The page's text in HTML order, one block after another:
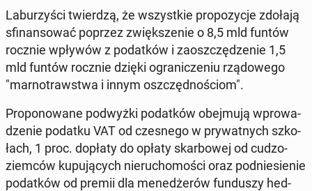
La­bu­rzy­ści twier­dzą, że wszyst­kie pro­po­zy­cje zdołają
sfi­nan­so­wać poprzez zwięk­sze­nie o 8,5 mld funtów
rocznie wpływów z po­dat­ków i za­osz­czę­dze­nie 1,5
mld funtów rocznie dzięki ogra­ni­cze­niu rzą­do­we­go
"mar­no­traw­stwa i innym oszczęd­no­ściom".
Pro­po­no­wa­ne pod­wyż­ki po­dat­ków obej­mu­ją wpro­wa­
dze­nie podatku VAT od cze­sne­go w pry­wat­nych szko­
łach, 1 proc. dopłaty do opłaty skar­bo­wej od cu­dzo­
ziem­ców ku­pu­ją­cych nie­ru­cho­mo­ści oraz pod­nie­sie­nie
po­dat­ków od premii dla me­ne­dże­rów fun­du­szy hed­